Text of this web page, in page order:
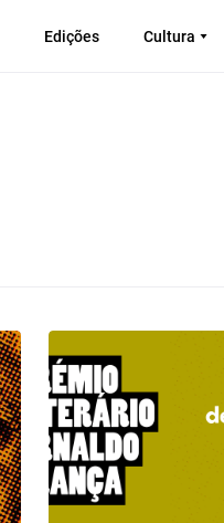
Edições Cultura